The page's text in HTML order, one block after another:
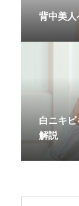
背中美人
白ニキ
解説